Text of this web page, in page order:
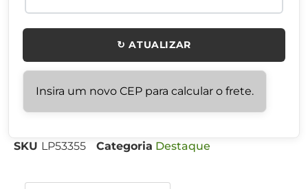
↻ ATUALIZAR
Insira um novo CEP para calcular o frete.
SKU LP53355 Categoria Destaque